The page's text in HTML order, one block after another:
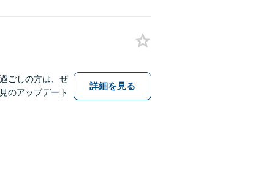
ごしの方は、ぜ
のアップデート
詳細を見る